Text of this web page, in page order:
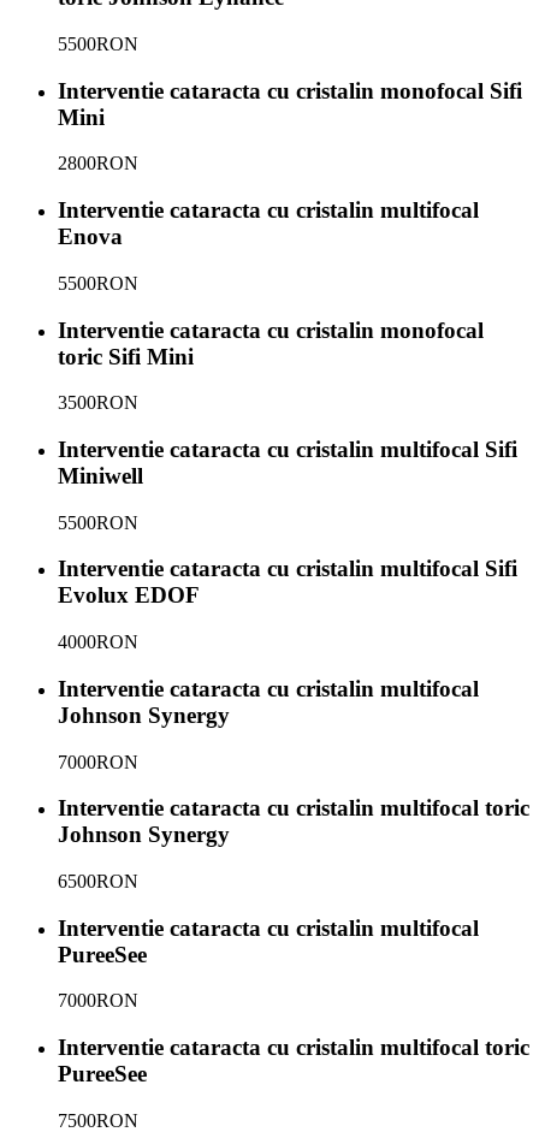
5500RON
Interventie cataracta cu cristalin monofocal Sifi
Mini
2800RON
Interventie cataracta cu cristalin multifocal
Enova
5500RON
Interventie cataracta cu cristalin monofocal
toric Sifi Mini
3500RON
Interventie cataracta cu cristalin multifocal Sifi
Miniwell
5500RON
Interventie cataracta cu cristalin multifocal Sifi
Evolux EDOF
4000RON
Interventie cataracta cu cristalin multifocal
Johnson Synergy
7000RON
Interventie cataracta cu cristalin multifocal toric
Johnson Synergy
6500RON
Interventie cataracta cu cristalin multifocal
PureeSee
7000RON
Interventie cataracta cu cristalin multifocal toric
PureeSee
7500RON